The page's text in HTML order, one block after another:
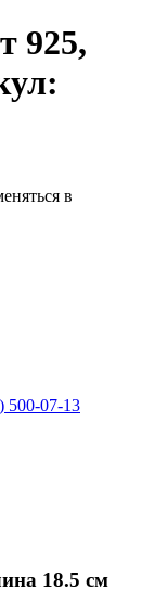
925,
в
500-07-13
18.5 см